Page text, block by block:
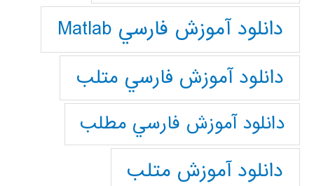
دانلود آموزش فارسي Matlab
دانلود آموزش فارسي متلب
دانلود آموزش فارسي مطلب
دانلود آموزش متلب